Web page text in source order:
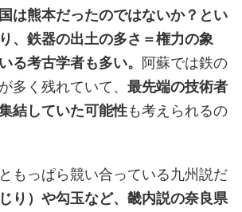
は熊本だったのではないか？とい
、鉄器の出土の多さ＝権力の象
る考古学者も多い。 阿蘇では鉄の
多く残れていて、 最先端の技術者
結していた可能性も考えられるの
もっぱら競い合っている九州説だ
り）や勾玉など、畿内説の奈良県